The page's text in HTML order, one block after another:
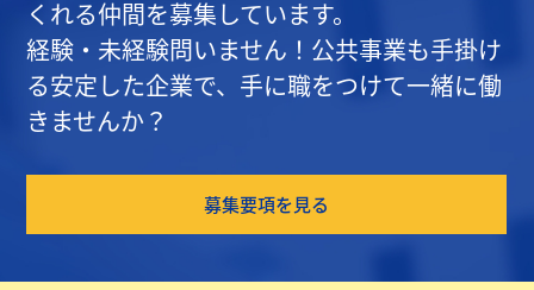
くれる仲間を募集しています。
経験・未経験問いません！公共事業も手掛け
る安定した企業で、手に職をつけて一緒に働
きませんか？
募集要項を見る